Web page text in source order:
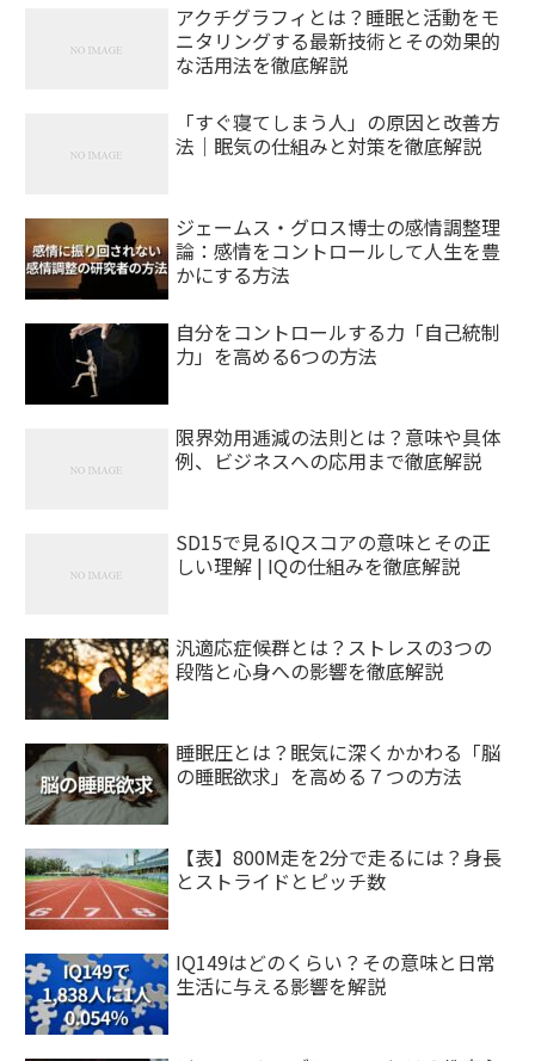
アクチグラフィとは？睡眠と活動をモ
ニタリングする最新技術とその効果的
な活用法を徹底解説
「すぐ寝てしまう人」の原因と改善方
法｜眠気の仕組みと対策を徹底解説
ジェームス・グロス博士の感情調整理
論：感情をコントロールして人生を豊
かにする方法
自分をコントロールする力「自己統制
力」を高める6つの方法
限界効用逓減の法則とは？意味や具体
例、ビジネスへの応用まで徹底解説
SD15で見るIQスコアの意味とその正
しい理解 | IQの仕組みを徹底解説
汎適応症候群とは？ストレスの3つの
段階と心身への影響を徹底解説
睡眠圧とは？眠気に深くかかわる「脳
の睡眠欲求」を高める７つの方法
【表】800M走を2分で走るには？身長
とストライドとピッチ数
IQ149はどのくらい？その意味と日常
生活に与える影響を解説